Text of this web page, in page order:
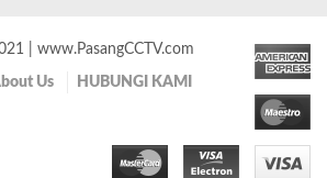
| www.PasangCCTV.com
Us HUBUNGI KAMI